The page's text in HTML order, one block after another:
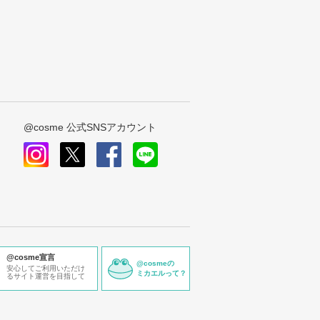
@cosme 公式SNSアカウント
@cosme宣言
安心してご利用いただけ
るサイト運営を目指して
@cosmeの
ミカエルって？